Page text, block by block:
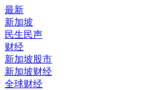
最新
新加坡
民生民声
财经
新加坡股市
新加坡财经
全球财经